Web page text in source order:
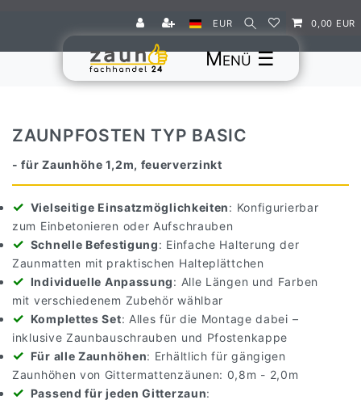
EUR 0,00 EUR
☰
ZAUNPFOSTEN TYP BASIC
- für Zaunhöhe 1,2m, feuerverzinkt
Vielseitige Einsatzmöglichkeiten: Konfigurierbar
zum Einbetonieren oder Aufschrauben
Schnelle Befestigung: Einfache Halterung der
Zaunmatten mit praktischen Halteplättchen
Individuelle Anpassung: Alle Längen und Farben
mit verschiedenem Zubehör wählbar
Komplettes Set: Alles für die Montage dabei –
inklusive Zaunbauschrauben und Pfostenkappe
Für alle Zaunhöhen: Erhältlich für gängigen
Zaunhöhen von Gittermattenzäunen: 0,8m - 2,0m
Passend für jeden Gitterzaun: